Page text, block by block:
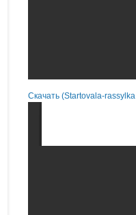
Скачать (Startovala-